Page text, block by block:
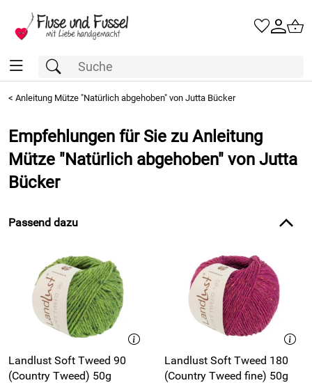
< Anleitung Mütze "Natürlich abgehoben" von Jutta Bücker
Empfehlungen für Sie zu Anleitung
Mütze "Natürlich abgehoben" von Jutta
Bücker
Passend dazu
Landlust Soft Tweed 90
(Country Tweed) 50g
Landlust Soft Tweed 180
(Country Tweed fine) 50g